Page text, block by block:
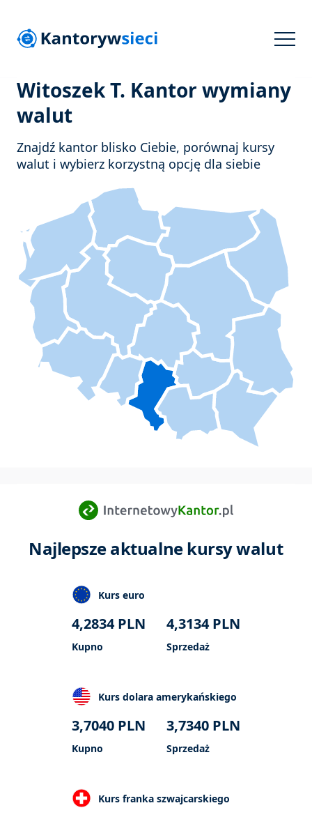
Witoszek T. Kantor wymiany
walut
Znajdź kantor blisko Ciebie, porównaj kursy
walut i wybierz korzystną opcję dla siebie
Najlepsze aktualne kursy walut
Kurs euro
4,2834PLN
Kupno
4,3134PLN
Sprzedaż
Kurs dolara amerykańskiego
3,7040 PLN
Kupno
3,7340 PLN
Sprzedaż
Kurs franka szwajcarskiego